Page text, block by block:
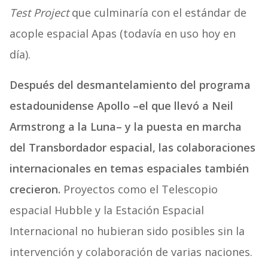
Test Projectque culminaría con el estándar de
acople espacial Apas (todavía en uso hoy en
día).
Después del desmantelamiento del programa
estadounidense Apollo –el que llevó a Neil
Armstrong a la Luna– y la puesta en marcha
del Transbordador espacial, las colaboraciones
internacionales en temas espaciales también
crecieron. Proyectos como el Telescopio
espacial Hubble y la Estación Espacial
Internacional no hubieran sido posibles sin la
intervención y colaboración de varias naciones.